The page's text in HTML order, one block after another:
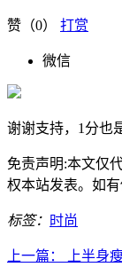
赞（0） 打赏
微信
谢谢支持，1分也
免责声明:本文仅
权本站发表。如有
标签： 时尚
上一篇：
上半身